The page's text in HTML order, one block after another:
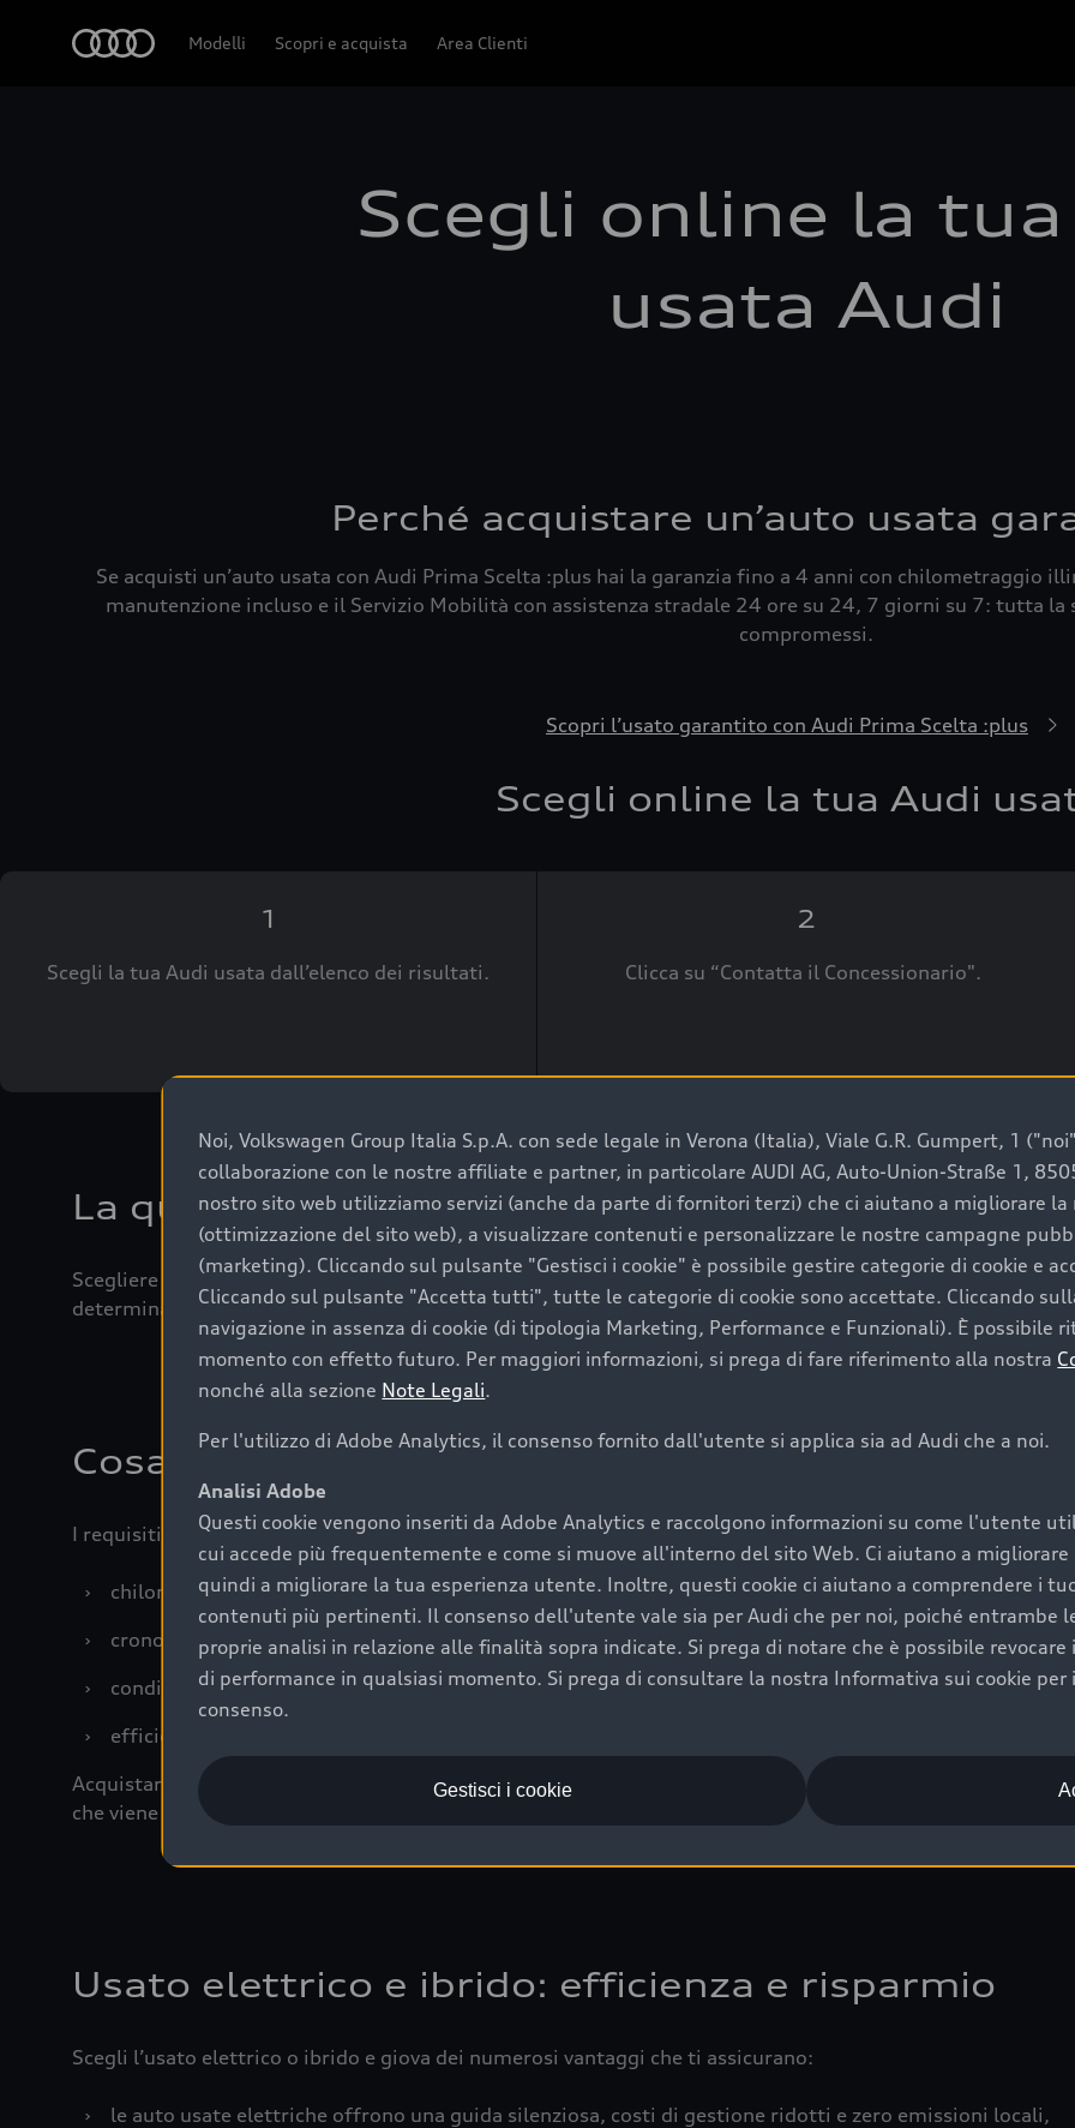
Modelli Scopri e acquista Area Clienti
Scegli online la
usata Audi
Perché acquistare un’auto usata
Se acquisti un’auto usata con Audi Prima Scelta :plus hai la garanzia fino a 4 anni con chilometraggio
manutenzione incluso e il Servizio Mobilità con assistenza stradale 24 ore su 24, 7 giorni su 7: tutta la
compromessi.
Scopri l’usato garantito con Audi Prima Scelta :plus
Scegli online la tua Audi
1
Scegli la tua Audi usata dall’elenco dei risultati.
2
Clicca su “Contatta il Concessionario".
La qualità di acquistare un’auto usata Audi
Scegliere un’auto usata è una decisione che coniuga convenienza, affidabilità e sostenibilità. Per fare un
determinanti come la garanzia inclusa e l’affidabilità del marchio. Audi offre l’auto usata perfetta tramite
Cosa sapere prima di acquistare la tua prossima
I requisiti fondamentali da considerare prima di acquistare un’auto usata, oltre al prezzo e all'aspetto,
›
chilometraggio: un valore contenuto corrisponde a uno stato migliore del veicolo e a una maggiore
›
cronologia dei tagliandi: una documentazione completa della vettura certifica una manutenzione
›
condizioni della carrozzeria e degli interni: una buona conservazione evidenzia cura e attenzione del
›
efficienza meccanica: motore, trasmissione e componenti principali in ottimo stato garantiscono
Acquistare un’auto usata in una Concessionaria ufficiale Audi che offre l’usato garantito tramite Audi
che viene sottoposto a 110 controlli approfonditi e coperto da garanzia fino a 4 anni per una maggiore
Usato elettrico e ibrido: efficienza e risparmio
Scegli l’usato elettrico o ibrido e giova dei numerosi vantaggi che ti assicurano:
›
le auto usate elettriche offrono una guida silenziosa, costi di gestione ridotti e zero emissioni locali,
Noi, Volkswagen Group Italia S.p.A. con sede legale in Verona (Italia), Viale G.R. Gumpert, 1
collaborazione con le nostre affiliate e partner, in particolare AUDI AG, Auto-Union-Straße 1,
nostro sito web utilizziamo servizi (anche da parte di fornitori terzi) che ci aiutano a migliorare la
(ottimizzazione del sito web), a visualizzare contenuti e personalizzare le nostre campagne
(marketing). Cliccando sul pulsante "Gestisci i cookie" è possibile gestire categorie di cookie e
Cliccando sul pulsante "Accetta tutti", tutte le categorie di cookie sono accettate. Cliccando
navigazione in assenza di cookie (di tipologia Marketing, Performance e Funzionali). È possibile
momento con effetto futuro. Per maggiori informazioni, si prega di fare riferimento alla nostra
nonché alla sezione Note Legali.
Per l'utilizzo di Adobe Analytics, il consenso fornito dall'utente si applica sia ad Audi che a noi.
Analisi Adobe
Questi cookie vengono inseriti da Adobe Analytics e raccolgono informazioni su come l'utente
cui accede più frequentemente e come si muove all'interno del sito Web. Ci aiutano a
quindi a migliorare la tua esperienza utente. Inoltre, questi cookie ci aiutano a comprendere i
contenuti più pertinenti. Il consenso dell'utente vale sia per Audi che per noi, poiché entrambe
proprie analisi in relazione alle finalità sopra indicate. Si prega di notare che è possibile
di performance in qualsiasi momento. Si prega di consultare la nostra Informativa sui cookie per
consenso.
Gestisci i cookie